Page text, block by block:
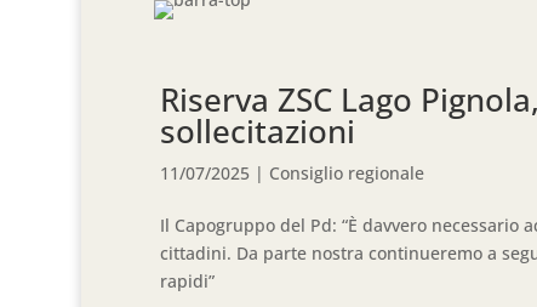
Riserva ZSC Lago
sollecitazioni
11/07/2025 | Consiglio regionale
Il Capogruppo del Pd: “È davvero
cittadini. Da parte nostra continueremo a
rapidi”